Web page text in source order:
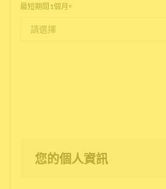
最短期間1個月。
您的個人資訊